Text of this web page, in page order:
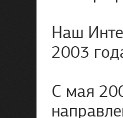
Наш
2003
С мая